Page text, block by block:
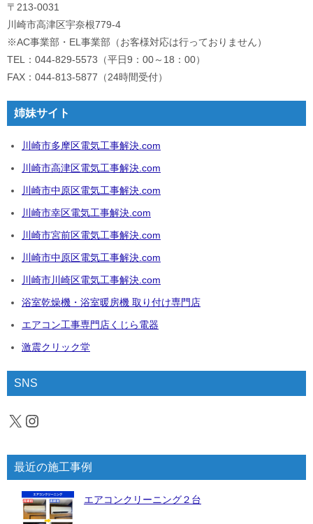
〒213-0031
川崎市高津区宇奈根779-4
※AC事業部・EL事業部（お客様対応は行っておりません）
TEL：044-829-5573（平日9：00～18：00）
FAX：044-813-5877（24時間受付）
姉妹サイト
川崎市多摩区電気工事解決.com
川崎市高津区電気工事解決.com
川崎市中原区電気工事解決.com
川崎市幸区電気工事解決.com
川崎市宮前区電気工事解決.com
川崎市中原区電気工事解決.com
川崎市川崎区電気工事解決.com
浴室乾燥機・浴室暖房機 取り付け専門店
エアコン工事専門店くじら電器
激震クリック堂
SNS
X Instagram
最近の施工事例
エアコンクリーニング２台